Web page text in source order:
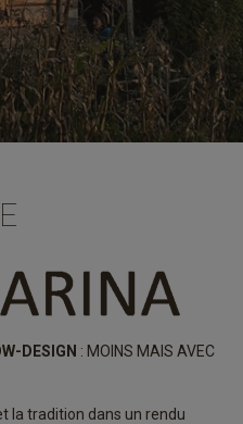
DESIGN : MOINS MAIS AVEC
la tradition dans un rendu